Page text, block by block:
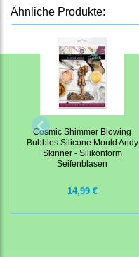
Ähnliche Produkte:
Cosmic Shimmer Blowing
Bubbles Silicone Mould Andy
Skinner - Silikonform
Seifenblasen
14,99 €